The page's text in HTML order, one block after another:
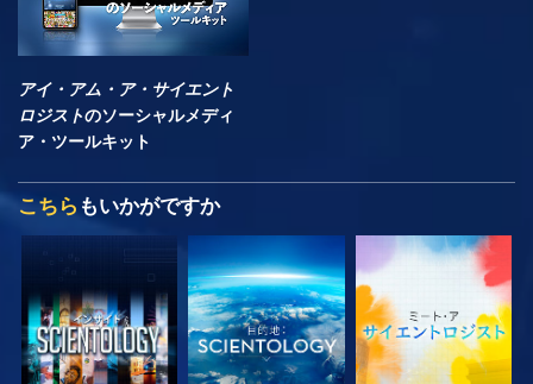
アイ・アム・ア・サイエント
ロジストのソーシャルメディ
ア・ツールキット
こちら もいかがですか